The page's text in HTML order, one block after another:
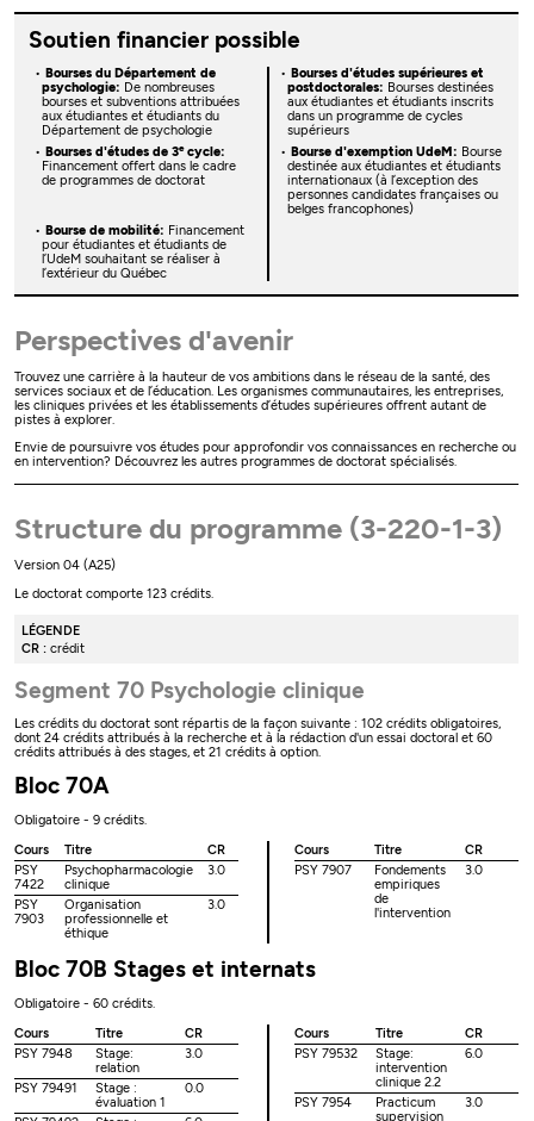
Soutien financier possible
Bourses du Département de
psychologie: De nombreuses
bourses et subventions attribuées
aux étudiantes et étudiants du
Département de psychologie
Bourses d'études supérieures et
postdoctorales: Bourses destinées
aux étudiantes et étudiants inscrits
dans un programme de cycles
supérieurs
Bourses d'études de 3ecycle:
Financement offert dans le cadre
de programmes de doctorat
Bourse d'exemption UdeM: Bourse
destinée aux étudiantes et étudiants
internationaux (à l’exception des
personnes candidates françaises ou
belges francophones)
Bourse de mobilité: Financement
pour étudiantes et étudiants de
l’UdeM souhaitant se réaliser à
l’extérieur du Québec
Perspectives d'avenir
Trouvez une carrière à la hauteur de vos ambitions dans le réseau de la santé, des
services sociaux et de l’éducation. Les organismes communautaires, les entreprises,
les cliniques privées et les établissements d’études supérieures offrent autant de
pistes à explorer.
Envie de poursuivre vos études pour approfondir vos connaissances en recherche ou
en intervention? Découvrez les autres programmes de doctorat spécialisés.
Structure du programme (3-220-1-3)
Version 04 (A25)
Le doctorat comporte 123 crédits.
LÉGENDE
CR : crédit
Segment 70 Psychologie clinique
Les crédits du doctorat sont répartis de la façon suivante : 102 crédits obligatoires,
dont 24 crédits attribués à la recherche et à la rédaction d'un essai doctoral et 60
crédits attribués à des stages, et 21 crédits à option.
Bloc 70A
Obligatoire - 9 crédits.
Cours
Titre
CR
PSY
7422
Psychopharmacologie
clinique
3.0
PSY
7903
Organisation
professionnelle et
éthique
3.0
Cours Titre
CR
PSY 7907
Fondements
empiriques
de
l'intervention
3.0
Bloc 70B Stages et internats
Obligatoire - 60 crédits.
Cours
Titre
CR
PSY 7948
Stage:
relation
3.0
PSY 79491
Stage :
évaluation 1
0.0
Cours Titre
CR
PSY 79532
Stage:
intervention
clinique 2.2
6.0
PSY 7954
Practicum
supervision
3.0